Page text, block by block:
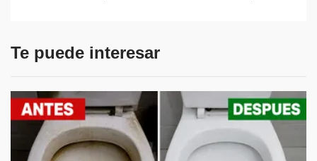
Te puede interesar